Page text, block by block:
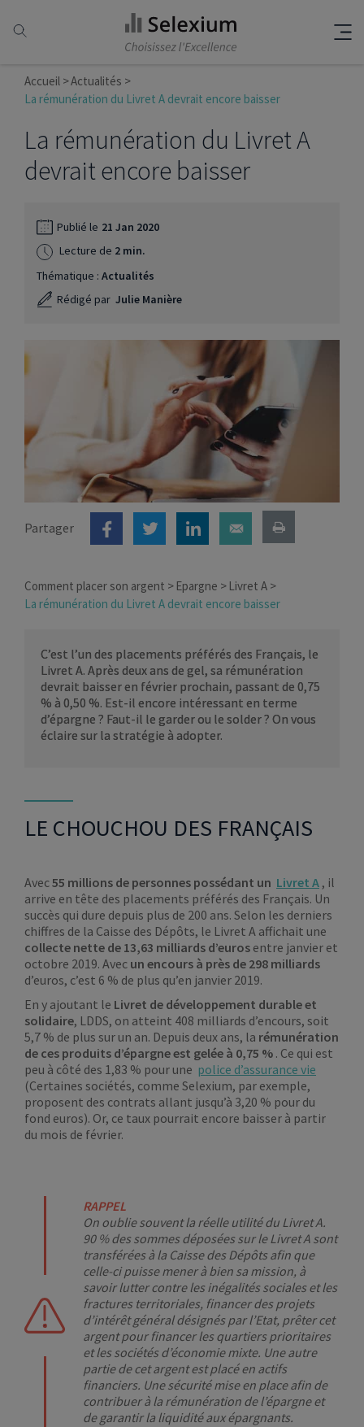
Accueil
Actualités
La rémunération du Livret A devrait encore baisser
La rémunération du Livret A
devrait encore baisser
Publié le 21 Jan 2020
Lecture de 2 min.
Thématique : Actualités
Rédigé par Julie Manière
Partager
Comment placer son argent Epargne
Livret A
La rémunération du Livret A devrait encore baisser
C’est l’un des placements préférés des Français, le
Livret A. Après deux ans de gel, sa rémunération
devrait baisser en février prochain, passant de 0,75
% à 0,50 %. Est-il encore intéressant en terme
d’épargne ? Faut-il le garder ou le solder ? On vous
éclaire sur la stratégie à adopter.
LE CHOUCHOU DES FRANÇAIS
Avec55 millions de personnes possédant un Livret A , il
arrive en tête des placements préférés des Français. Un
succès qui dure depuis plus de 200 ans. Selon les derniers
chiffres de la Caisse des Dépôts, le Livret A affichait une
collecte nette de 13,63 milliards d’euros entre janvier et
octobre 2019. Avec un encours à près de 298 milliards
d’euros, c’est 6 % de plus qu’en janvier 2019.
En y ajoutant le Livret de développement durable et
solidaire, LDDS, on atteint 408 milliards d’encours, soit
5,7 % de plus sur un an. Depuis deux ans, la rémunération
de ces produits d’épargne est gelée à 0,75 % . Ce qui est
peu à côté des 1,83 % pour une police d’assurance vie
(Certaines sociétés, comme Selexium, par exemple,
proposent des contrats allant jusqu’à 3,20 % pour du
fond euros). Or, ce taux pourrait encore baisser à partir
du mois de février.
RAPPEL
On oublie souvent la réelle utilité du Livret A.
90 % des sommes déposées sur le Livret A sont
transférées à la Caisse des Dépôts afin que
celle-ci puisse mener à bien sa mission, à
savoir lutter contre les inégalités sociales et les
fractures territoriales, financer des projets
d’intérêt général désignés par l’Etat, prêter cet
argent pour financer les quartiers prioritaires
et les sociétés d’économie mixte. Une autre
partie de cet argent est placé en actifs
financiers. Une sécurité mise en place afin de
contribuer à la rémunération de l’épargne et
de garantir la liquidité aux épargnants.